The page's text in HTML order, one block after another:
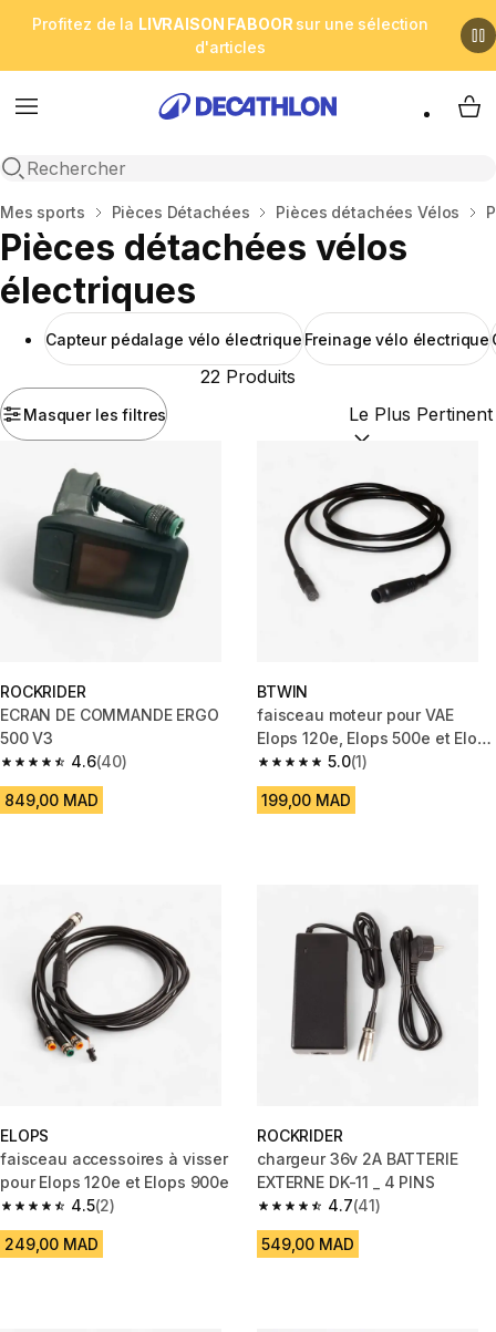
Profitez de la LIVRAISON FABOOR sur une sélection
d'articles
Menu
Open search
My
Accueil
Mes sports Pièces Détachées Pièces détachées Vélos
Pièces détachées vélos
électriques
Capteur pédalage vélo électrique Freinage vélo électrique
Masquer les filtres
22 Produits
Trier par :
ROCKRIDER
ECRAN DE COMMANDE ERGO
500 V3
4.6
4.6 out of 5 stars from 40 reviews
(40)
849,00 MAD
BTWIN
faisceau moteur pour VAE
Elops 120e, Elops 500e et Elops
900e
5.0
5.0 out of 5 stars from 1
(1)
199,00 MAD
ELOPS
faisceau accessoires à visser
pour Elops 120e et Elops 900e
4.5
4.5 out of 5 stars from 2 reviews
(2)
249,00 MAD
ROCKRIDER
chargeur 36v 2A BATTERIE
EXTERNE DK-11 _ 4 PINS
4.7
4.7 out of 5 stars from 41
(41)
549,00 MAD